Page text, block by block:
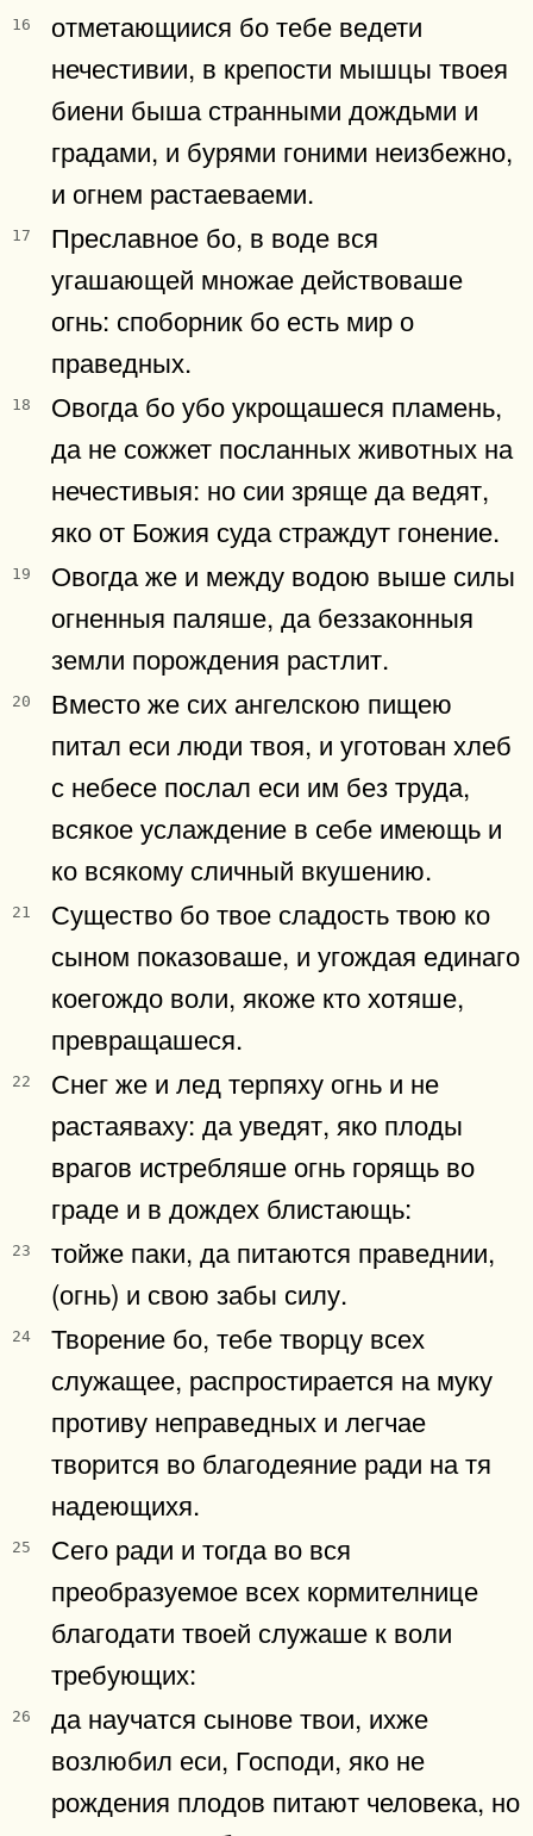
16
отметающиися бо тебе ведети
нечестивии, в крепости мышцы твоея
биени быша странными дождьми и
градами, и бурями гоними неизбежно,
и огнем растаеваеми.
17
Преславное бо, в воде вся
угашающей множае действоваше
огнь: споборник бо есть мир о
праведных.
18
Овогда бо убо укрощашеся пламень,
да не сожжет посланных животных на
нечестивыя: но сии зряще да ведят,
яко от Божия суда страждут гонение.
19
Овогда же и между водою выше силы
огненныя паляше, да беззаконныя
земли порождения растлит.
20
Вместо же сих ангелскою пищею
питал еси люди твоя, и уготован хлеб
с небесе послал еси им без труда,
всякое услаждение в себе имеющь и
ко всякому сличный вкушению.
21
Существо бо твое сладость твою ко
сыном показоваше, и угождая единаго
коегождо воли, якоже кто хотяше,
превращашеся.
22
Снег же и лед терпяху огнь и не
растаяваху: да уведят, яко плоды
врагов истребляше огнь горящь во
граде и в дождех блистающь:
23
тойже паки, да питаются праведнии,
(огнь) и свою забы силу.
24
Творение бо, тебе творцу всех
служащее, распростирается на муку
противу неправедных и легчае
творится во благодеяние ради на тя
надеющихя.
25
Сего ради и тогда во вся
преобразуемое всех кормителнице
благодати твоей служаше к воли
требующих:
26
да научатся сынове твои, ихже
возлюбил еси, Господи, яко не
рождения плодов питают человека, но